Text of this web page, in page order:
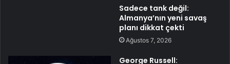
Sadece tank değil:
Almanya’nın yeni savaş
planı dikkat çekti
Ağustos 7, 2026
George Russell: